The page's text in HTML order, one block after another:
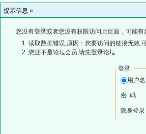
提示信息 »
您没有登录或者您没有权限访问此页面，可能有
读取数据错误,原因：您要访问的链接无效,
您还不是论坛会员,请先登录论坛
登录
用户
密 码
隐身登录